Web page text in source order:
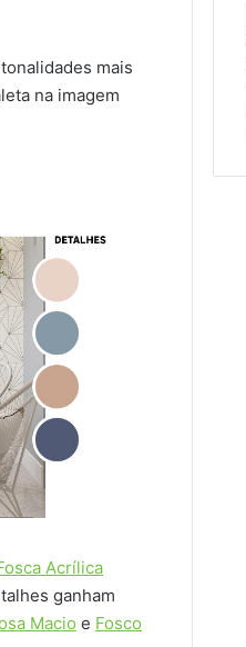
mais
na imagem
Acrílica
ganham
Macio e Fosco